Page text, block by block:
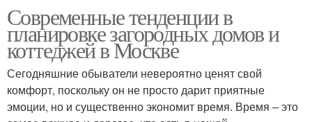
Современные тенденции в
планировке загородных домов и
коттеджей в Москве
Сегодняшние обыватели невероятно ценят свой
комфорт, поскольку он не просто дарит приятные
эмоции, но и существенно экономит время. Время – это